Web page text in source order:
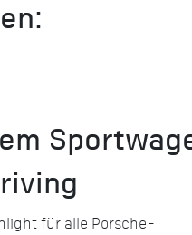
für alle Porsche-